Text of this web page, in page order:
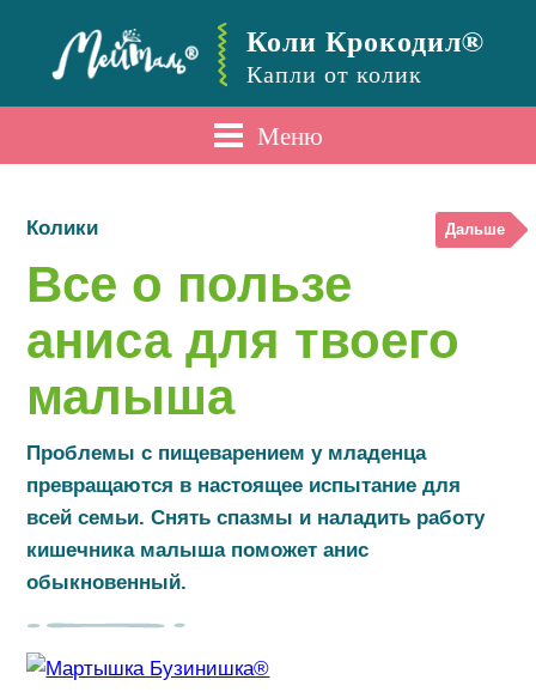
Коли Крокодил®
Капли от колик
Меню
Колики Дальше
Все о пользе
аниса для твоего
малыша
Проблемы с пищеварением у младенца
превращаются в настоящее испытание для
всей семьи. Снять спазмы и наладить работу
кишечника малыша поможет анис
обыкновенный.